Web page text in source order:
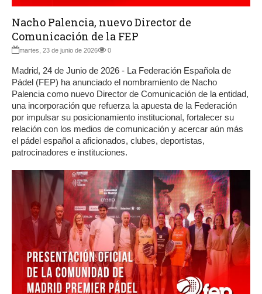
Nacho Palencia, nuevo Director de
Comunicación de la FEP
martes, 23 de junio de 2026 0
Madrid, 24 de Junio de 2026 - La Federación Española de
Pádel (FEP) ha anunciado el nombramiento de Nacho
Palencia como nuevo Director de Comunicación de la entidad,
una incorporación que refuerza la apuesta de la Federación
por impulsar su posicionamiento institucional, fortalecer su
relación con los medios de comunicación y acercar aún más
el pádel español a aficionados, clubes, deportistas,
patrocinadores e instituciones.